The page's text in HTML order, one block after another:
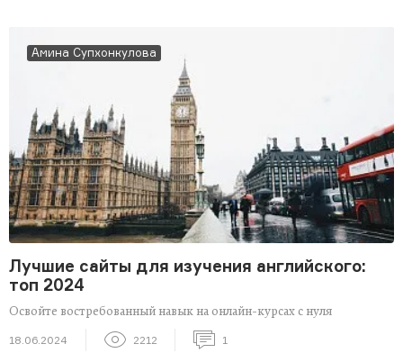
Амина Супхонкулова
Лучшие сайты для изучения английского:
топ 2024
Освойте востребованный навык на онлайн-курсах с нуля
18.06.2024 2212 1